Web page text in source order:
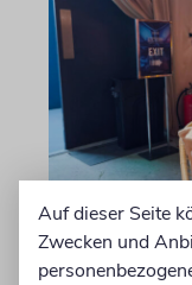
Auf dieser Seite
Zwecken und